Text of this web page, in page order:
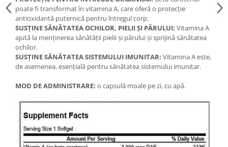
poate fi transformat în vitamina A, care oferă o protecție
antioxidantă puternică pentru întregul corp.
SUSȚINE SĂNĂTATEA OCHILOR, PIELII ȘI PĂRULUI: Vitamina A
ajută la menținerea sănătății pielii și părului și sprijină sănătatea
ochilor.
SUSȚINE SĂNĂTATEA SISTEMULUI IMUNITAR: Vitamina A este,
de asemenea, esențială pentru sănătatea sistemului imunitar.
MOD DE ADMINISTRARE: o capsulă moale pe zi, cu apă.